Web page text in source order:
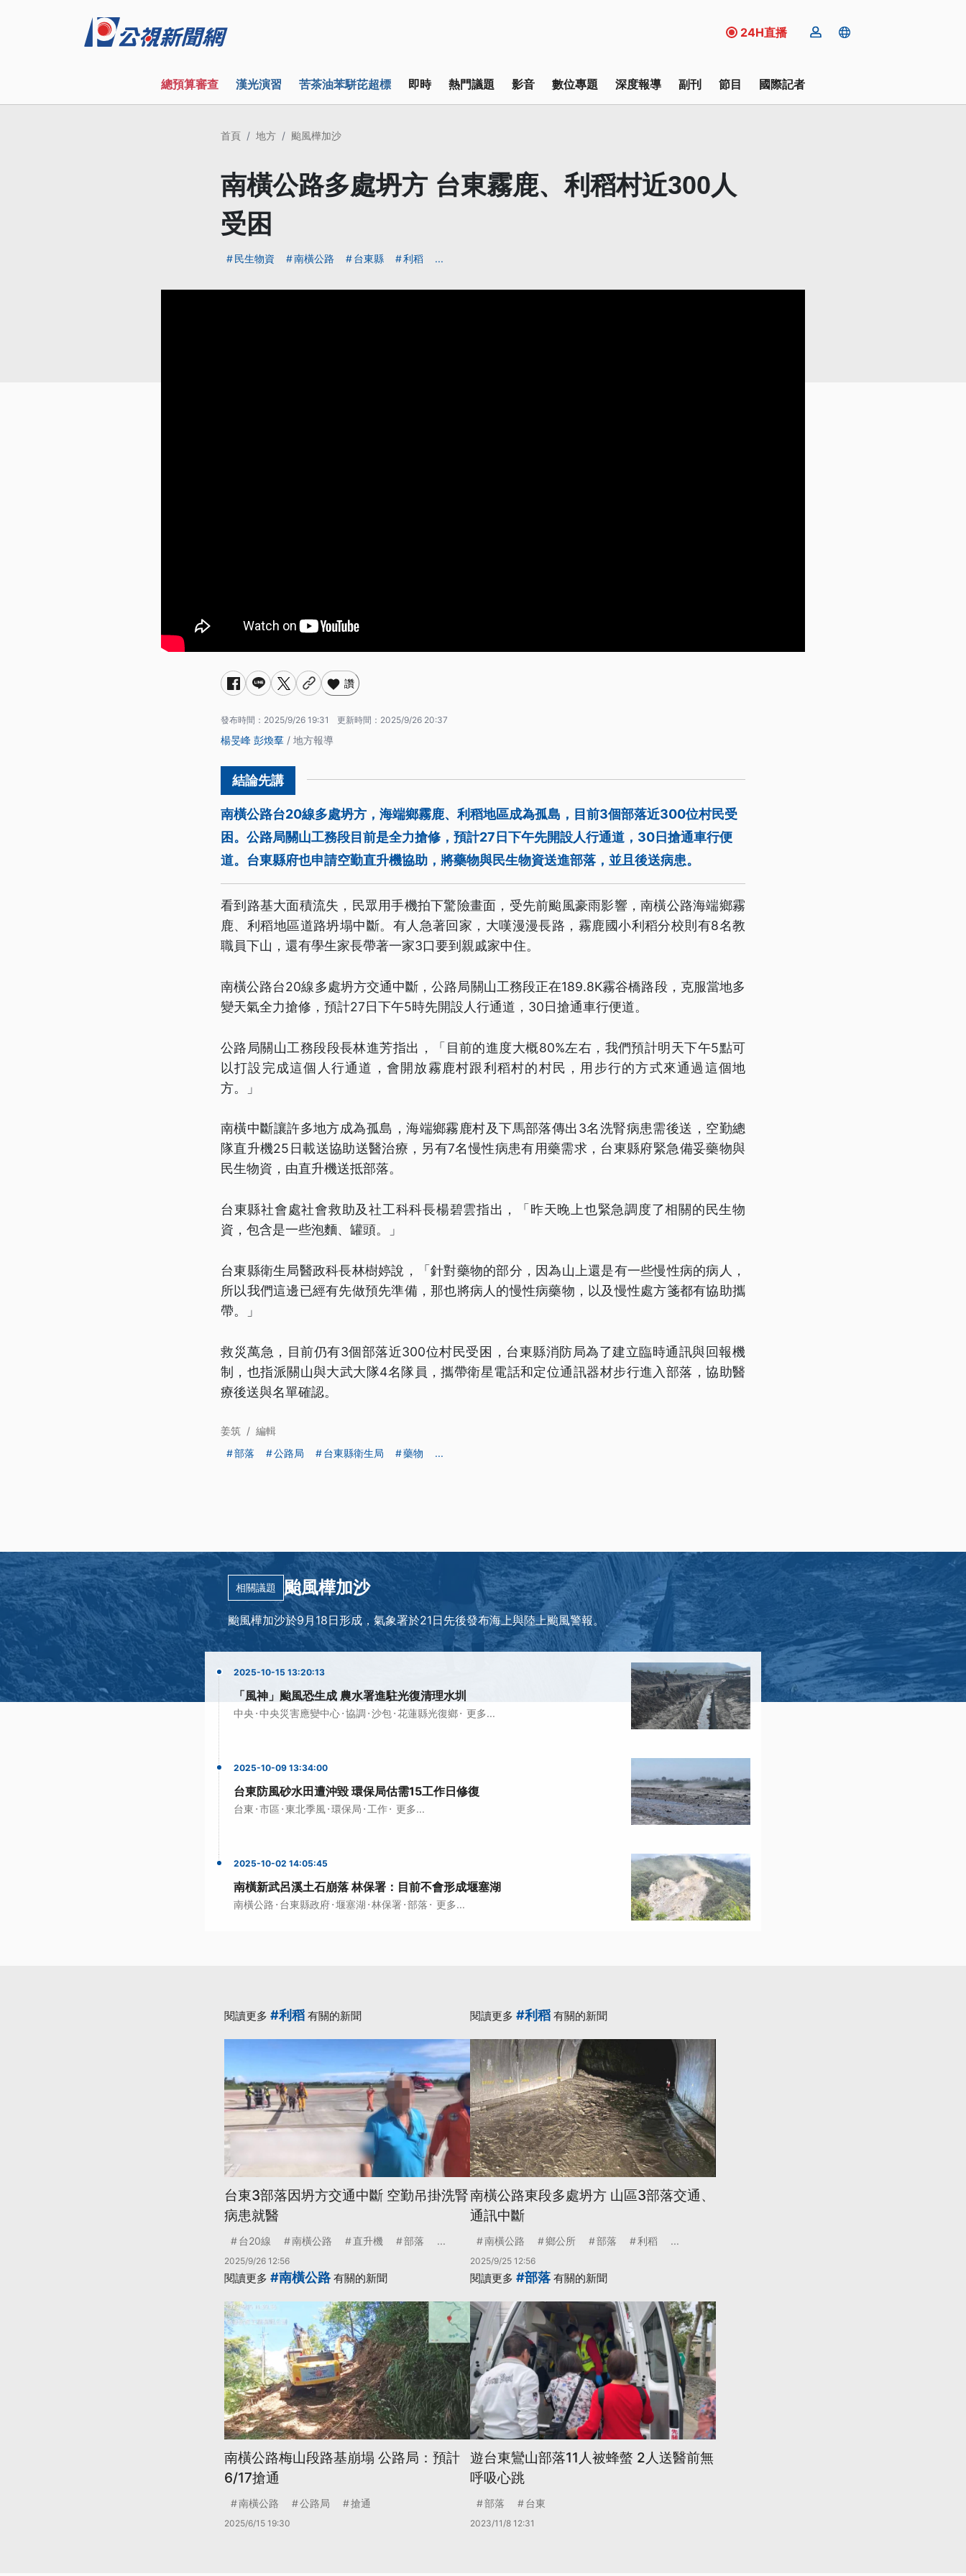
24H直播
總預算審查 漢光演習 苦茶油苯駢芘超標 即時 熱門議題 影音 數位專題 深度報導 副刊 節目 國際記者
首頁 地方 颱風樺加沙
南橫公路多處坍方 台東霧鹿、利稻村近300人
受困
民生物資 南橫公路 台東縣 利稻 ...
讚
發布時間： 2025/9/26 19:31 更新時間： 2025/9/26 20:37
楊旻峰 彭煥羣 / 地方報導
南橫公路台20線多處坍方，海端鄉霧鹿、利稻地區成為孤島，目前3個部落近300位村民受
困。公路局關山工務段目前是全力搶修，預計27日下午先開設人行通道，30日搶通車行便
道。台東縣府也申請空勤直升機協助，將藥物與民生物資送進部落，並且後送病患。
看到路基大面積流失，民眾用手機拍下驚險畫面，受先前颱風豪雨影響，南橫公路海端鄉霧
鹿、利稻地區道路坍塌中斷。有人急著回家，大嘆漫漫長路，霧鹿國小利稻分校則有8名教
職員下山，還有學生家長帶著一家3口要到親戚家中住。
南橫公路台20線多處坍方交通中斷，公路局關山工務段正在189.8K霧谷橋路段，克服當地多
變天氣全力搶修，預計27日下午5時先開設人行通道，30日搶通車行便道。
公路局關山工務段段長林進芳指出，「目前的進度大概80%左右，我們預計明天下午5點可
以打設完成這個人行通道，會開放霧鹿村跟利稻村的村民，用步行的方式來通過這個地
方。」
南橫中斷讓許多地方成為孤島，海端鄉霧鹿村及下馬部落傳出3名洗腎病患需後送，空勤總
隊直升機25日載送協助送醫治療，另有7名慢性病患有用藥需求，台東縣府緊急備妥藥物與
民生物資，由直升機送抵部落。
台東縣社會處社會救助及社工科科長楊碧雲指出，「昨天晚上也緊急調度了相關的民生物
資，包含是一些泡麵、罐頭。」
台東縣衛生局醫政科長林樹婷說，「針對藥物的部分，因為山上還是有一些慢性病的病人，
所以我們這邊已經有先做預先準備，那也將病人的慢性病藥物，以及慢性處方箋都有協助攜
帶。」
救災萬急，目前仍有3個部落近300位村民受困，台東縣消防局為了建立臨時通訊與回報機
制，也指派關山與大武大隊4名隊員，攜帶衛星電話和定位通訊器材步行進入部落，協助醫
療後送與名單確認。
姜筑 / 編輯
部落
公路局 台東縣衛生局 藥物 ...
相關議題 颱風樺加沙
颱風樺加沙於9月18日形成，氣象署於21日先後發布海上與陸上颱風警報。
2025-10-15 13:20:13
「風神」颱風恐生成 農水署進駐光復清理水圳
中央 ·中央災害應變中心·協調 ·沙包·花蓮縣光復鄉· 更多...
2025-10-09 13:34:00
台東防風砂水田遭沖毀 環保局估需15工作日修復
台東 ·市區 ·東北季風·環保局 · 工作· 更多...
2025-10-02 14:05:45
南橫新武呂溪土石崩落 林保署：目前不會形成堰塞湖
南橫公路 · 台東縣政府·堰塞湖 ·林保署 ·部落 · 更多...
閱讀更多 #利稻 有關的新聞
台東3部落因坍方交通中斷 空勤吊掛洗腎
病患就醫
台20線 南橫公路 直升機 部落 ...
2025/9/26 12:56
閱讀更多 #利稻 有關的新聞
南橫公路東段多處坍方 山區3部落交通、
通訊中斷
南橫公路 鄉公所 部落 利稻 ...
2025/9/25 12:56
閱讀更多 #南橫公路有關的新聞
南橫公路梅山段路基崩塌 公路局：預計
6/17搶通
南橫公路 公路局 搶通
2025/6/15 19:30
閱讀更多 #部落有關的新聞
遊台東鸞山部落11人被蜂螫 2人送醫前無
呼吸心跳
部落 台東
2023/11/8 12:31